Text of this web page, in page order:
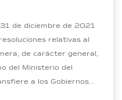
de diciembre de 2021
relativas al
de carácter general,
del Ministerio del
a los Gobiernos